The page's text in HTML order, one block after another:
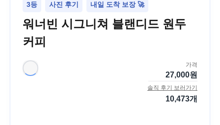
3등 사진 후기 내일 도착 보장 🚀
워너빈 시그니쳐 블랜디드 원두
커피
가격
27,000원
솔직 후기 보러가기
10,473개